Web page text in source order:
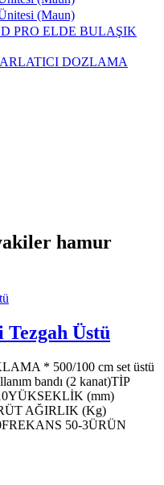
(Maun)
PRO ELDE BULAŞIK
DOZLAMA
hamur
Üstü
* 500/100 cm set üstü
bandı (2 kanat)TİP
(mm)
AĞIRLIK (Kg)
50-3ÜRÜN